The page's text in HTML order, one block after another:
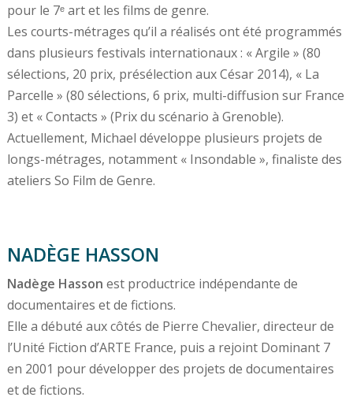
pour le 7ᵉ art et les films de genre.
Les courts-métrages qu’il a réalisés ont été programmés
dans plusieurs festivals internationaux : « Argile » (80
sélections, 20 prix, présélection aux César 2014), « La
Parcelle » (80 sélections, 6 prix, multi-diffusion sur France
3) et « Contacts » (Prix du scénario à Grenoble).
Actuellement, Michael développe plusieurs projets de
longs-métrages, notamment « Insondable », finaliste des
ateliers So Film de Genre.
NADÈGE HASSON
Nadège Hasson est productrice indépendante de
documentaires et de fictions.
Elle a débuté aux côtés de Pierre Chevalier, directeur de
l’Unité Fiction d’ARTE France, puis a rejoint Dominant 7
en 2001 pour développer des projets de documentaires
et de fictions.